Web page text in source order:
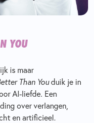
YOU
is maar
Than Youduik je in
AI-liefde. Een
over verlangen,
en artificieel.